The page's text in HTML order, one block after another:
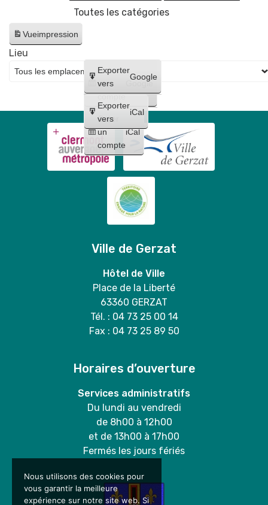
Toutes les catégories
Vueimpression
Créer
un
compte
Google
Créer
un
compte
iCal
Exporter
vers
Google
Exporter
vers
iCal
Lieu
Ville de Gerzat
Hôtel de Ville
Place de la Liberté
63360 GERZAT
Tél. : 04 73 25 00 14
Fax : 04 73 25 89 50
Horaires d’ouverture
Services administratifs
Du lundi au vendredi
de 8h00 à 12h00
et de 13h00 à 17h00
Fermés les jours fériés
Nous utilisons des cookies pour
vous garantir la meilleure
expérience sur notre site web. Si